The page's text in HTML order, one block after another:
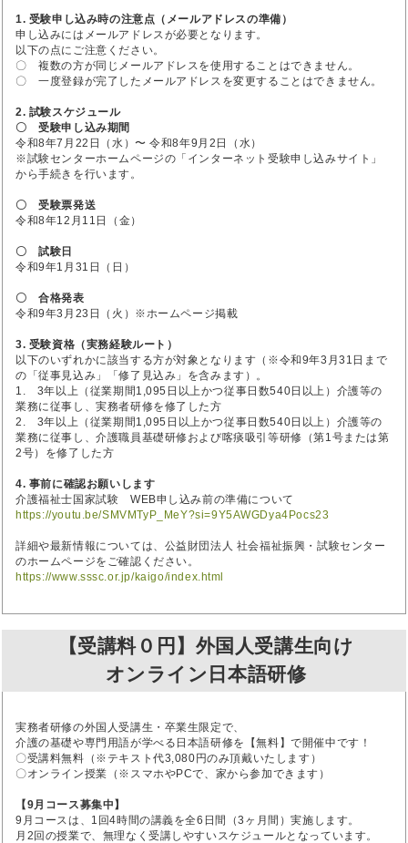
1. 受験申し込み時の注意点（メールアドレスの準備）
申し込みにはメールアドレスが必要となります。
以下の点にご注意ください。
〇 複数の方が同じメールアドレスを使用することはできません。
〇 一度登録が完了したメールアドレスを変更することはできません。
2. 試験スケジュール
〇 受験申し込み期間
令和8年7月22日（水）〜 令和8年9月2日（水）
※試験センターホームページの「インターネット受験申し込みサイト」
から手続きを行います。
〇 受験票発送
令和8年12月11日（金）
〇 試験日
令和9年1月31日（日）
〇 合格発表
令和9年3月23日（火）※ホームページ掲載
3. 受験資格（実務経験ルート）
以下のいずれかに該当する方が対象となります（※令和9年3月31日まで
の「従事見込み」「修了見込み」を含みます）。
1. 3年以上（従業期間1,095日以上かつ従事日数540日以上）介護等の
業務に従事し、実務者研修を修了した方
2. 3年以上（従業期間1,095日以上かつ従事日数540日以上）介護等の
業務に従事し、介護職員基礎研修および喀痰吸引等研修（第1号または第
2号）を修了した方
4. 事前に確認お願いします
介護福祉士国家試験 WEB申し込み前の準備について
https://youtu.be/SMVMTyP_MeY?si=9Y5AWGDya4Pocs23
詳細や最新情報については、公益財団法人 社会福祉振興・試験センター
のホームページをご確認ください。
https://www.sssc.or.jp/kaigo/index.html
【受講料０円】外国人受講生向け
オンライン日本語研修
実務者研修の外国人受講生・卒業生限定で、
介護の基礎や専門用語が学べる日本語研修を【無料】で開催中です！
〇受講料無料（※テキスト代3,080円のみ頂戴いたします）
〇オンライン授業（※スマホやPCで、家から参加できます）
【9月コース募集中】
9月コースは、1回4時間の講義を全6日間（3ヶ月間）実施します。
月2回の授業で、無理なく受講しやすいスケジュールとなっています。